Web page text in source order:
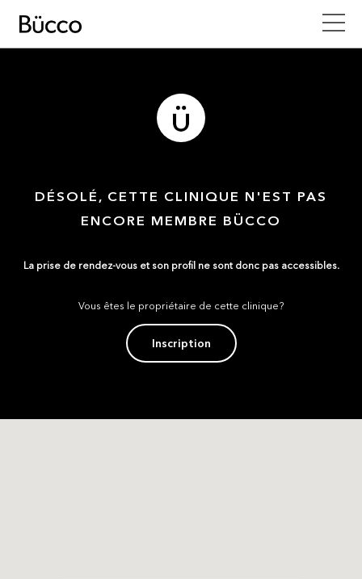
DÉSOLÉ, CETTE CLINIQUE N'EST PAS
ENCORE MEMBRE BÜCCO
La prise de rendez-vous et son profil ne sont donc pas accessibles.
Vous êtes le propriétaire de cette clinique?
Inscription